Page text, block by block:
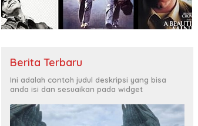
Berita Terbaru
Ini adalah contoh judul deskripsi yang bisa
anda isi dan sesuaikan pada widget